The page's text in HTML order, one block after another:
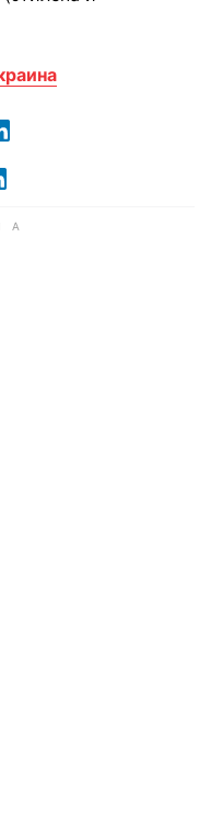
Facebook
в Xв Viber
в Whatsapp
в Messenger
отправить в LinkedIn
в X в Google news
в Viber
Читайте в LinkedIn